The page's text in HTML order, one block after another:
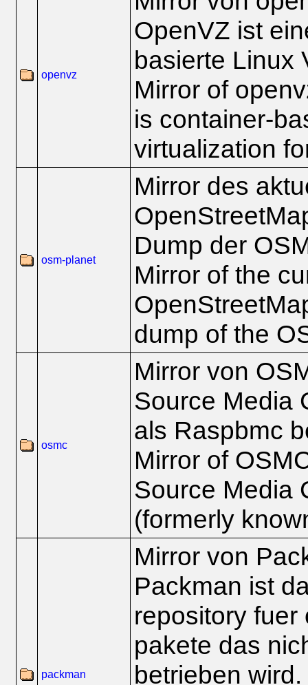
openvz
OpenVZ ist
basierte Linux
Mirror of
is container-
virtualization
osm-planet
Mirror des
Dump der
Mirror of the
dump of the
osmc
Mirror von
Source Media
als Raspbmc
Mirror of
Source Media
(formerly
packman
Mirror von
Packman ist
repository fuer
pakete das
betrieben wird.